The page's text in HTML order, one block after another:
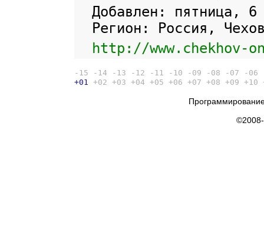
Добавлен: пятница,
Регион: Россия,
http://www.chekhov-
-15 -14 -13 -12 -11 -10 -09 -08 -07 -06
+01 +02 +03 +04 +05 +06 +07 +08 +09 +10